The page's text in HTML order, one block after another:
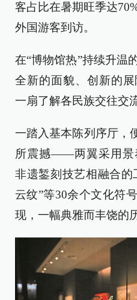
客占比在暑期旺季达
外国游客到访。
在“博物馆热”持续升温
全新的面貌、创新的
一扇了解各民族交往交
一踏入基本陈列序厅，
所震撼——两翼采用景
非遗錾刻技艺相融合的
云纹”等30余个文化符
现，一幅典雅而丰饶的